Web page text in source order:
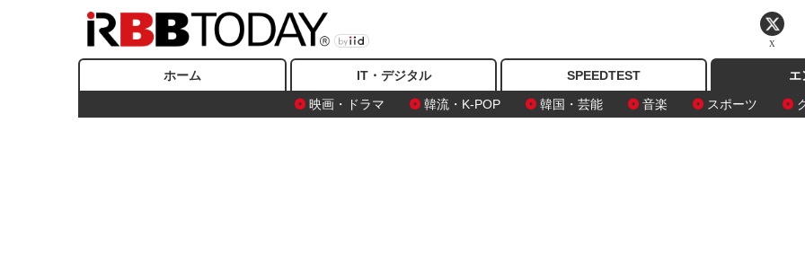
ホーム IT・デジタル SPEEDTEST
エ
映画・ドラマ
韓流・K-POP 韓国・芸能 音楽 スポーツ
X